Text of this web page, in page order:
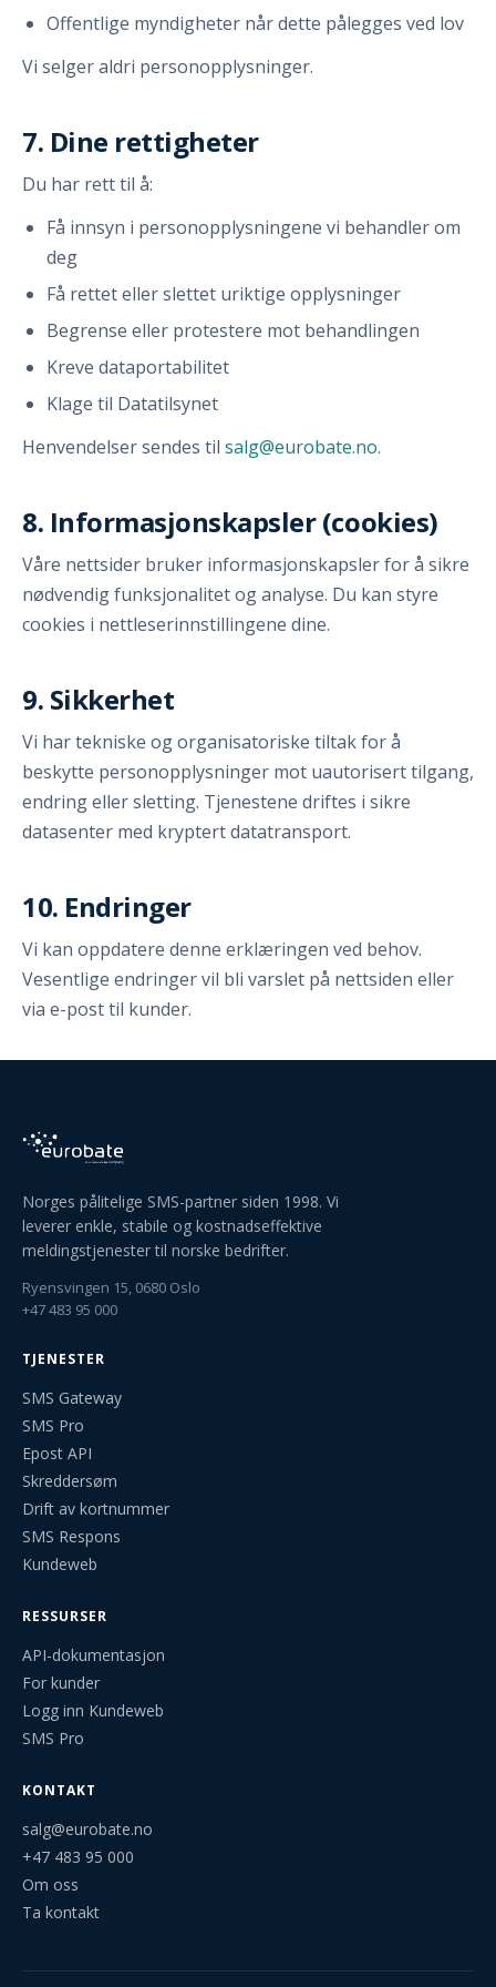
Offentlige myndigheter når dette pålegges ved lov
Vi selger aldri personopplysninger.
7. Dine rettigheter
Du har rett til å:
Få innsyn i personopplysningene vi behandler om
deg
Få rettet eller slettet uriktige opplysninger
Begrense eller protestere mot behandlingen
Kreve dataportabilitet
Klage til Datatilsynet
Henvendelser sendes til salg@eurobate.no.
8. Informasjonskapsler (cookies)
Våre nettsider bruker informasjonskapsler for å sikre
nødvendig funksjonalitet og analyse. Du kan styre
cookies i nettleserinnstillingene dine.
9. Sikkerhet
Vi har tekniske og organisatoriske tiltak for å
beskytte personopplysninger mot uautorisert tilgang,
endring eller sletting. Tjenestene driftes i sikre
datasenter med kryptert datatransport.
10. Endringer
Vi kan oppdatere denne erklæringen ved behov.
Vesentlige endringer vil bli varslet på nettsiden eller
via e-post til kunder.
Norges pålitelige SMS-partner siden 1998. Vi
leverer enkle, stabile og kostnadseffektive
meldingstjenester til norske bedrifter.
Ryensvingen 15, 0680 Oslo
+47 483 95 000
TJENESTER
SMS Gateway
SMS Pro
Epost API
Skreddersøm
Drift av kortnummer
SMS Respons
Kundeweb
RESSURSER
API-dokumentasjon
For kunder
Logg inn Kundeweb
SMS Pro
KONTAKT
salg@eurobate.no
+47 483 95 000
Om oss
Ta kontakt